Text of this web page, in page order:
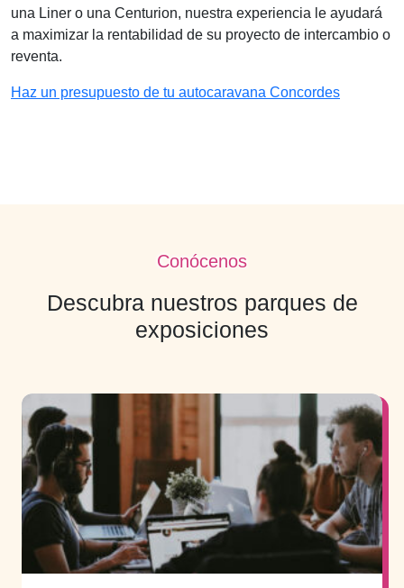
una Liner o una Centurion, nuestra experiencia le ayudará
a maximizar la rentabilidad de su proyecto de intercambio o
reventa.
Haz un presupuesto de tu autocaravana Concordes
Conócenos
Descubra nuestros parques de
exposiciones